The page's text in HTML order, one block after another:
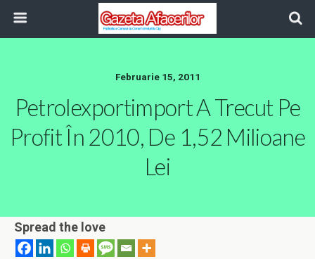
Februarie 15, 2011
Petrolexportimport A Trecut Pe
Profit În 2010, De 1,52 Milioane
Lei
Spread the love